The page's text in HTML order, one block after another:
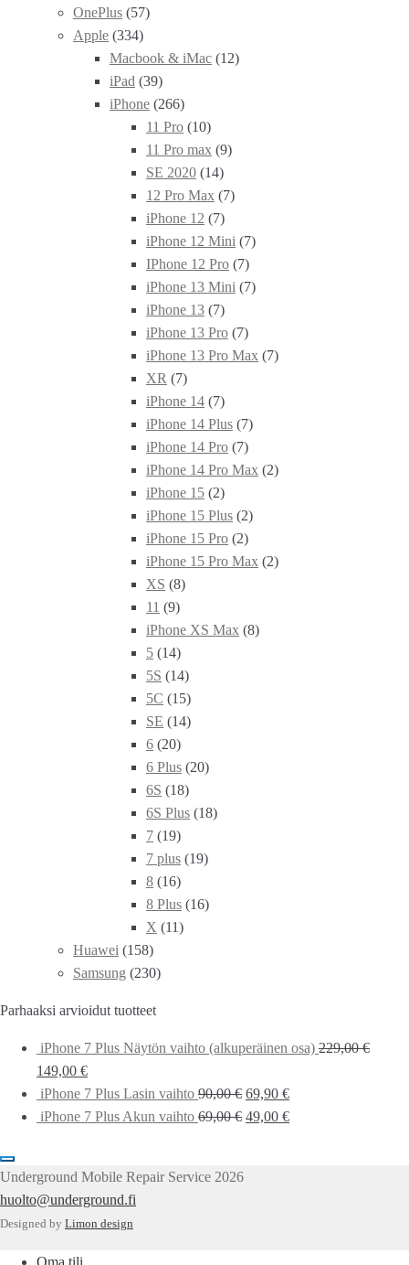
OnePlus (57)
Apple (334)
Macbook & iMac (12)
iPad (39)
iPhone (266)
11 Pro (10)
11 Pro max (9)
SE 2020 (14)
12 Pro Max (7)
iPhone 12 (7)
iPhone 12 Mini (7)
IPhone 12 Pro (7)
iPhone 13 Mini (7)
iPhone 13 (7)
iPhone 13 Pro (7)
iPhone 13 Pro Max (7)
XR (7)
iPhone 14 (7)
iPhone 14 Plus (7)
iPhone 14 Pro (7)
iPhone 14 Pro Max (2)
iPhone 15 (2)
iPhone 15 Plus (2)
iPhone 15 Pro (2)
iPhone 15 Pro Max (2)
XS (8)
11 (9)
iPhone XS Max (8)
5 (14)
5S (14)
5C (15)
SE (14)
6 (20)
6 Plus (20)
6S (18)
6S Plus (18)
7 (19)
7 plus (19)
8 (16)
8 Plus (16)
X (11)
Huawei (158)
Samsung (230)
Parhaaksi arvioidut tuotteet
iPhone 7 Plus Näytön vaihto (alkuperäinen osa) 229,00€
149,00 €
iPhone 7 Plus Lasin vaihto 90,00€ 69,90 €
iPhone 7 Plus Akun vaihto 69,00€ 49,00 €
Underground Mobile Repair Service 2026
huolto@underground.fi
Designed by Limon design
Oma tili